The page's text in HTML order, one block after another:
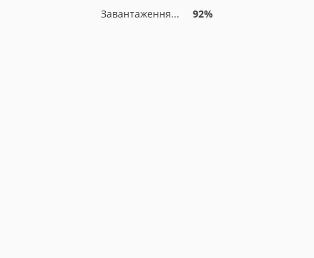
Завантаження... 92%